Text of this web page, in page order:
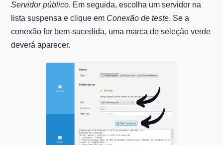
Servidor público. Em seguida, escolha um servidor na
lista suspensa e clique em Conexão de teste. Se a
conexão for bem-sucedida, uma marca de seleção verde
deverá aparecer.